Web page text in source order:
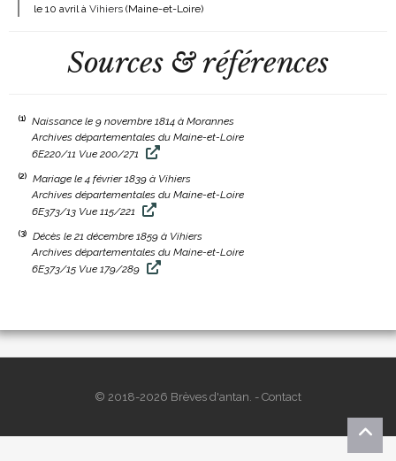
le 10 avril à Vihiers (Maine-et-Loire)
Sources & références
(1)
Naissance le 9 novembre 1814 à Morannes
Archives départementales du Maine-et-Loire
6E220/11 Vue 200/271
(2)
Mariage le 4 février 1839 à Vihiers
Archives départementales du Maine-et-Loire
6E373/13 Vue 115/221
(3)
Décès le 21 décembre 1859 à Vihiers
Archives départementales du Maine-et-Loire
6E373/15 Vue 179/289
© 2018-2026 Brèves d'antan. - Contact